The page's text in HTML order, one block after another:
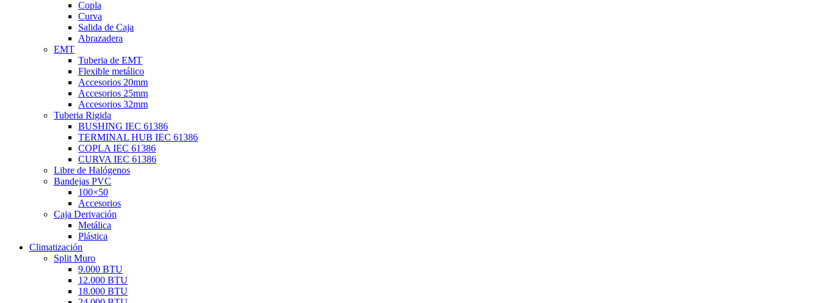
Copla
Curva
Salida de Caja
Abrazadera
EMT
Tuberia de EMT
Flexible metálico
Accesorios 20mm
Accesorios 25mm
Accesorios 32mm
Tuberia Rigida
BUSHING IEC 61386
TERMINAL HUB IEC 61386
COPLA IEC 61386
CURVA IEC 61386
Libre de Halógenos
Bandejas PVC
100×50
Accesorios
Caja Derivación
Metálica
Plástica
Climatización
Split Muro
9.000 BTU
12.000 BTU
18.000 BTU